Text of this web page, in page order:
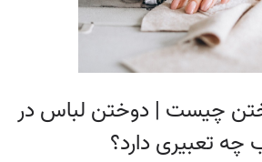
چیست | دوختن لباس در
چه تعبیری دارد؟